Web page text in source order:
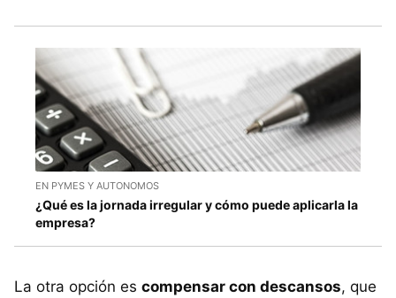
EN PYMES Y AUTONOMOS
¿Qué es la jornada irregular y cómo puede aplicarla la
empresa?
La otra opción es compensar con descansos, que